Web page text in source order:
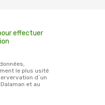
effectuer
le plus usité
d´un
et au